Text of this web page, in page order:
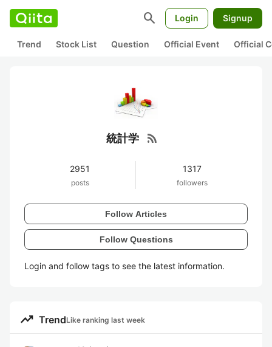
search Login Signup
Trend Stock List Question Official Event Official
統計学 rss_feed
2951
posts
1317
followers
Follow Articles
Follow Questions
Login and follow tags to see the latest information.
trending_up TrendLike ranking last week